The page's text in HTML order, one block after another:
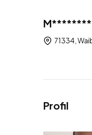
71334,
Profil